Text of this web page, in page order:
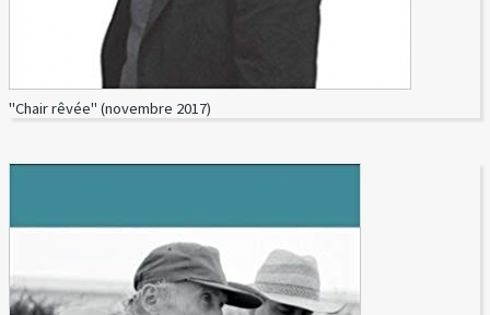
"Chair rêvée" (novembre 2017)